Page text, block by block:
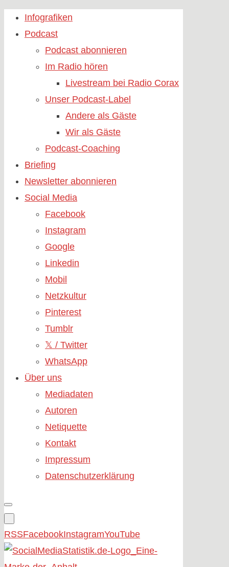
Skip
Infografiken
Podcast
Podcast abonnieren
Im Radio hören
Livestream bei Radio Corax
Unser Podcast-Label
Andere als Gäste
Wir als Gäste
Podcast-Coaching
Briefing
Newsletter abonnieren
Social Media
Facebook
Instagram
Google
Linkedin
Mobil
Netzkultur
Pinterest
Tumblr
𝕏 / Twitter
WhatsApp
Über uns
Mediadaten
Autoren
Netiquette
Kontakt
Impressum
Datenschutzerklärung
RSSFacebookInstagramYouTube